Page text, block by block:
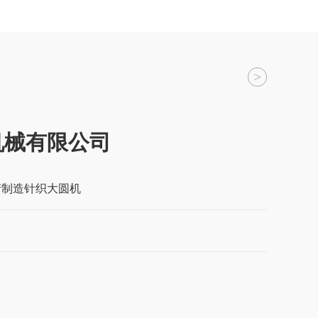
>
有限公司
造针织大圆机